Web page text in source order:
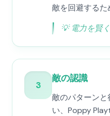
敵を回避するた
💡 電力を賢
3
敵の認識
敵のパターン
い、Poppy